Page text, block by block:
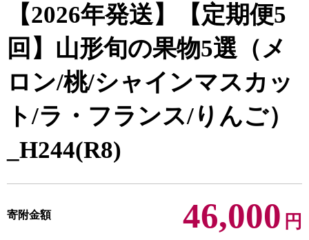
【2026年発送】【定期便5
回】山形旬の果物5選（メ
ロン/桃/シャインマスカッ
ト/ラ・フランス/りんご）
_H244(R8)
寄附金額 46,000 円